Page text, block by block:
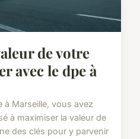
de votre
avec le dpe à
à Marseille, vous avez
à maximiser la valeur de
des clés pour y parvenir